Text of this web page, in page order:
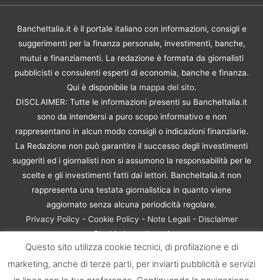
BancheItalia.it è il portale italiano con informazioni, consigli e
suggerimenti per la finanza personale, investimenti, banche,
mutui e finanziamenti. La redazione è formata da giornalisti
pubblicisti e consulenti esperti di economia, banche e finanza.
Qui è disponibile la mappa del sito.
DISCLAIMER: Tutte le informazioni presenti su BancheItalia.it
sono da intendersi a puro scopo informativo e non
rappresentano in alcun modo consigli o indicazioni finanziarie.
La Redazione non può garantire il successo degli investimenti
suggeriti ed i giornalisti non si assumono la responsabilità per le
scelte e gli investimenti fatti dai lettori. BancheItalia.it non
rappresenta una testata giornalistica in quanto viene
aggiornato senza alcuna periodicità regolare.
Privacy Policy - Cookie Policy - Note Legali- Disclaimer
Rischio Investimenti
BancheItalia.it Copyright © 2021. Tutti i diritti sono riservati. |
P.IVA 10673901004 | Contenuti di proprietà di BancheItalia.it:
non sono riproducibili, neanche parzialmente, senza esplicita
Questo sito utilizza cookie tecnici, di profilazione e di
marketing, anche di terze parti, per inviarti pubblicità e servizi